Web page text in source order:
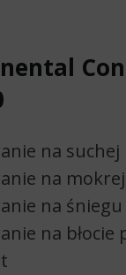
na
na
na
na błocie